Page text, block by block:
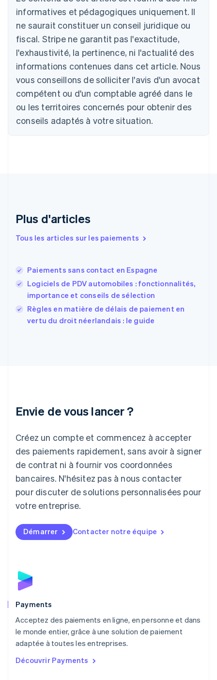
informatives et pédagogiques uniquement. Il
ne saurait constituer un conseil juridique ou
fiscal. Stripe ne garantit pas l'exactitude,
l'exhaustivité, la pertinence, ni l'actualité des
informations contenues dans cet article. Nous
vous conseillons de solliciter l'avis d'un avocat
compétent ou d'un comptable agréé dans le
ou les territoires concernés pour obtenir des
conseils adaptés à votre situation.
Plus d'articles
Tous les articles sur les paiements
Paiements sans contact en Espagne
Logiciels de PDV automobiles : fonctionnalités,
importance et conseils de sélection
Règles en matière de délais de paiement en
vertu du droit néerlandais : le guide
Envie de vous lancer ?
Créez un compte et commencez à accepter
des paiements rapidement, sans avoir à signer
de contrat ni à fournir vos coordonnées
bancaires. N'hésitez pas à nous contacter
pour discuter de solutions personnalisées pour
votre entreprise.
Démarrer Contacter notre équipe
Payments
Acceptez des paiements en ligne, en personne et dans
le monde entier, grâce à une solution de paiement
adaptée à toutes les entreprises.
Découvrir Payments
Autriche
DeutschEnglish
Belgique
Nederlands FrançaisDeutsch English
Brésil
PortuguêsEnglish
English
Canada
English Français
Chine continentale
简体中文English
Chypre
Croatie
Estonie
États-Unis
EnglishSvenska
FrançaisEnglish
Gibraltar
English
Grèce
Japon
Lettonie
English
Liechtenstein
DeutschEnglish
Lituanie
Luxembourg
FrançaisDeutschEnglish
English简体中文
Malte
Norvège
English
English
NederlandsEnglish
Pologne
English
PortuguêsEnglish